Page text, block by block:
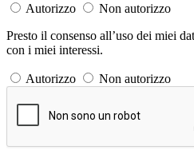
Autorizzo
Non autorizzo
Presto il consenso all’uso dei miei
con i miei interessi.
Autorizzo Non autorizzo